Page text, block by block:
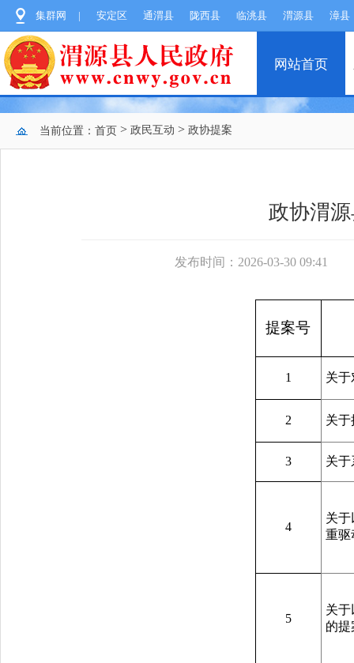
集群网 | 安定区 通渭县 陇西县 临洮县 渭源县 漳县
网站首页
当前位置： 首页 > 政民互动 > 政协提案
政协渭
发布时间：2026-03-30 09:41
提案号
1 关
2 关
3 关于
4
关于
重驱
5
关
的提